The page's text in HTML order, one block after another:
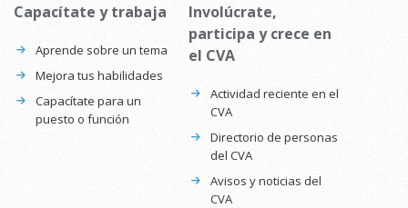
Capacítate y trabaja
Aprende sobre un tema
Mejora tus habilidades
Capacítate para un
puesto o función
Involúcrate,
participa y crece en
el CVA
Actividad reciente en el
CVA
Directorio de personas
del CVA
Avisos y noticias del
CVA